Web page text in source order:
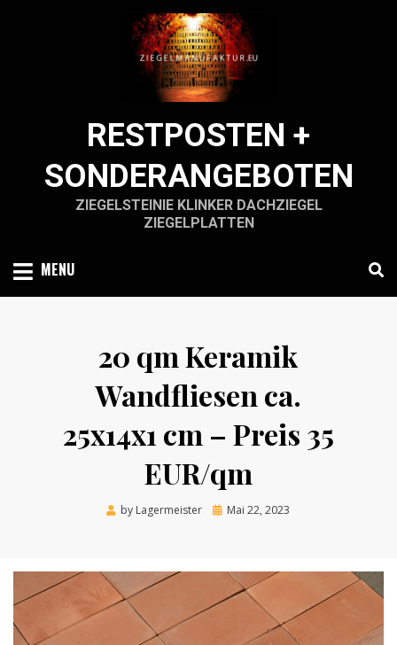
RESTPOSTEN +
SONDERANGEBOTEN
ZIEGELSTEINIE KLINKER DACHZIEGEL
ZIEGELPLATTEN
MENU
20 qm Keramik
Wandfliesen ca.
25x14x1 cm – Preis 35
EUR/qm
by Lagermeister
Posted
Mai 22, 2023